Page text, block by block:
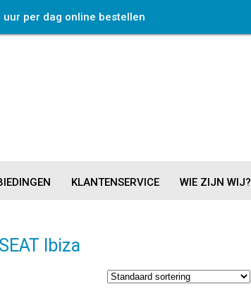
uur per dag online bestellen
KLANTENSERVICE WIE ZIJN WIJ?
Ibiza